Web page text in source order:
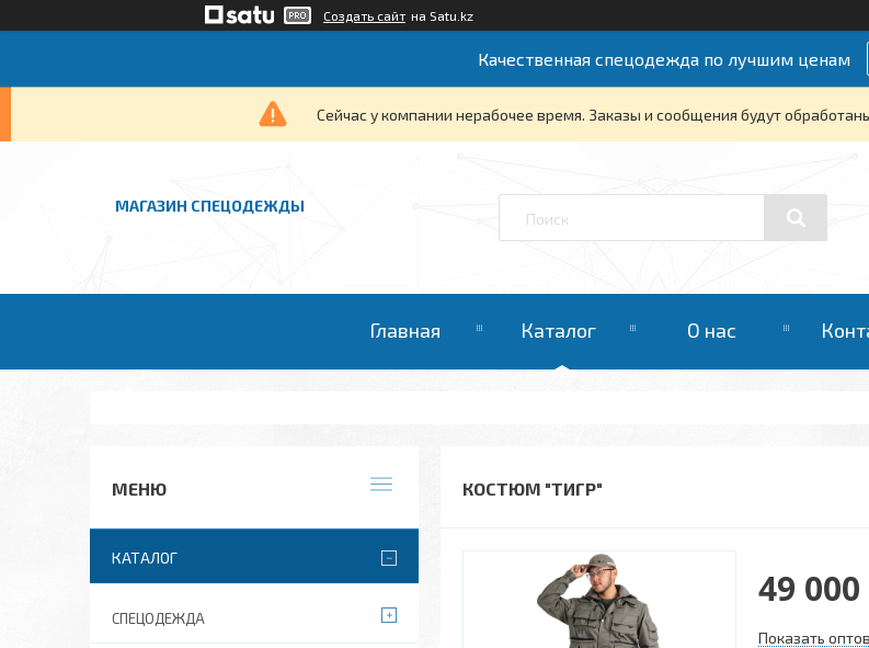
Создать сайт на Satu.kz
Качественная спецодежда по лучшим ценам
Сейчас у компании нерабочее время. Заказы и сообщения будут
МАГАЗИН СПЕЦОДЕЖДЫ
Главная Каталог О нас
КОСТЮМ "ТИГР"
49
Показать
КАТАЛОГ
СПЕЦОДЕЖДА